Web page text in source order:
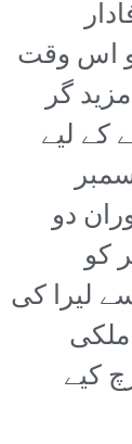
اس وقت
گر
کے لیے
(یہ تحریر 14 دسمبر
دو
کو
لیرا کی
کیے